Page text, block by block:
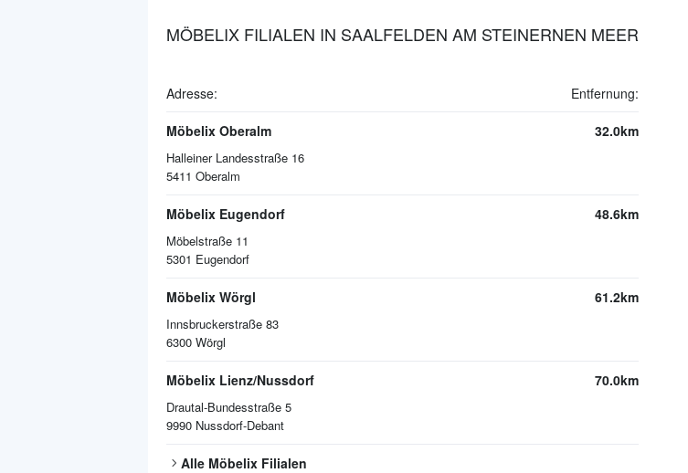
MÖBELIX FILIALEN IN SAALFELDEN AM STEINERNEN MEER
Adresse: Entfernung:
Möbelix Oberalm
Halleiner Landesstraße 16
5411 Oberalm
32.0km
Möbelix Eugendorf
Möbelstraße 11
5301 Eugendorf
48.6km
Möbelix Wörgl
Innsbruckerstraße 83
6300 Wörgl
61.2km
Möbelix Lienz/Nussdorf
Drautal-Bundesstraße 5
9990 Nussdorf-Debant
70.0km
Alle Möbelix Filialen